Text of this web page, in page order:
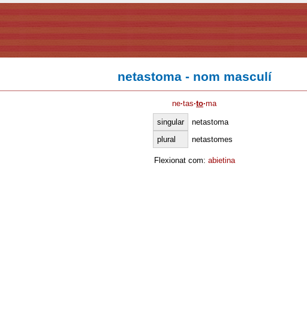
netastoma - nom masculí
ne·tas·to·ma
singular
netastoma
plural
netastomes
Flexionat com: abietina